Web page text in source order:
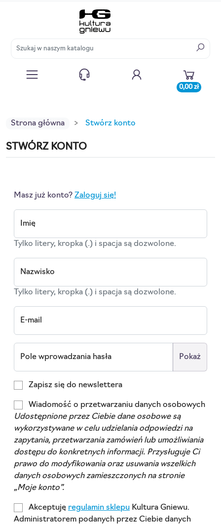
0,00 zł
Strona główna Stwórz konto
STWÓRZ KONTO
Masz już konto? Zaloguj się!
Imię
Tylko litery, kropka (.) i spacja są dozwolone.
Nazwisko
Tylko litery, kropka (.) i spacja są dozwolone.
E-mail
Pole wprowadzania hasła Pokaż
Zapisz się do newslettera
Wiadomość o przetwarzaniu danych osobowych
Udostępnione przez Ciebie dane osobowe są
wykorzystywane w celu udzielania odpowiedzi na
zapytania, przetwarzania zamówień lub umożliwiania
dostępu do konkretnych informacji. Przysługuje Ci
prawo do modyfikowania oraz usuwania wszelkich
danych osobowych zamieszczonych na stronie
„Moje konto”.
Akceptuję regulamin sklepu Kultura Gniewu.
Administratorem podanych przez Ciebie danych